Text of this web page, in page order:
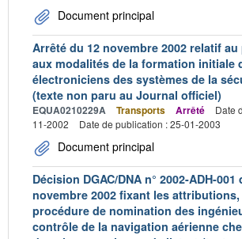
Document principal
Arrêté du 12 novembre 2002 relatif
aux modalités de la formation initiale
électroniciens des systèmes de la
(texte non paru au Journal officiel)
EQUA0210229A Transports Arrêté
Date
11-2002
Date de publication : 25-01-2003
Document principal
Décision DGAC/DNA n° 2002-ADH-001
novembre 2002 fixant les
procédure de nomination des
contrôle de la navigation aérienne